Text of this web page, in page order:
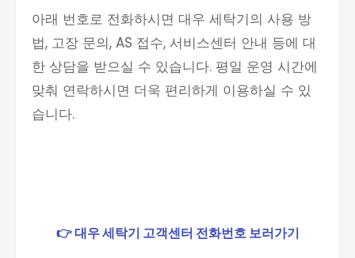
아래 번호로 전화하시면 대우 세탁기의 사용 방
법, 고장 문의, AS 접수, 서비스센터 안내 등에 대
한 상담을 받으실 수 있습니다. 평일 운영 시간에
맞춰 연락하시면 더욱 편리하게 이용하실 수 있
습니다.
👉 대우 세탁기 고객센터 전화번호 보러가기